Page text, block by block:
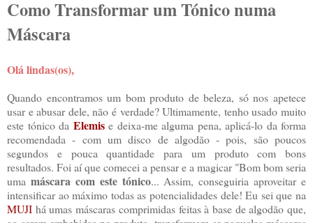
Como Transformar um Tónico numa
Máscara
Olá lindas(os),
Quando encontramos um bom produto de beleza, só nos apetece
usar e abusar dele, não é verdade? Ultimamente, tenho usado muito
este tónico da Elemise deixa-me alguma pena, aplicá-lo da forma
recomendada - com um disco de algodão - pois, são poucos
segundos e pouca quantidade para um produto com bons
resultados. Foi aí que comecei a pensar e a magicar "Bom bom seria
uma máscara com este tónico... Assim, conseguiria aproveitar e
intensificar ao máximo todas as potencialidades dele! Eu sei que na
MUJI há umas máscaras comprimidas feitas à base de algodão que,